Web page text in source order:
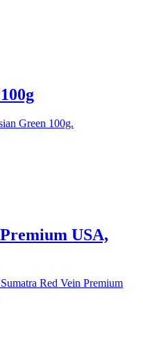
Green 100g.
USA,
Red Vein Premium